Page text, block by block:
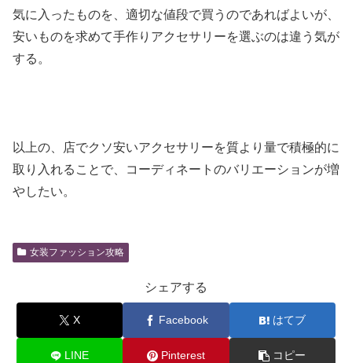
気に入ったものを、適切な値段で買うのであればよいが、
安いものを求めて手作りアクセサリーを選ぶのは違う気が
する。
以上の、店でクソ安いアクセサリーを質より量で積極的に
取り入れることで、コーディネートのバリエーションが増
やしたい。
女装ファッション攻略
シェアする
X Facebook はてブ
LINE Pinterest コピー